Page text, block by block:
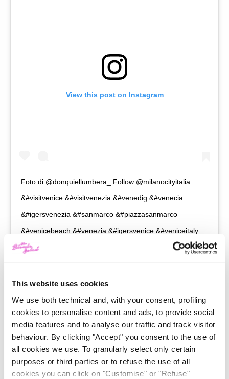
This website uses cookies
We use both technical and, with your consent, profiling
cookies to personalise content and ads, to provide social
media features and to analyse our traffic and track visitor
behaviour. By clicking "Accept" you consent to the use of
all cookies we use. To granularly select only certain
purposes or third parties or to refuse the use of all
cookies you can click on "Customise" or "Refuse"
View this post on Instagram
Foto di @donquiellumbera_ Follow @milanocityitalia
&#visitvenice &#visitvenezia &#venedig &#venecia
&#igersvenezia &#sanmarco &#piazzasanmarco
&#venicebeach &#venezia &#igersvenice &#veniceitaly
#italia #italy #venice?? #venice #burano #murano
Anche nella piccola e super dreamyVenezia, la paura
fa 90! Storie di fantasmi e case infestate circondano
Venezia da secoli e grazie alla sua atmosfera a volte
cupa e tenebrosa risulta una meta perfetta per
trascorrere Halloween! Immaginatevi di notte su una